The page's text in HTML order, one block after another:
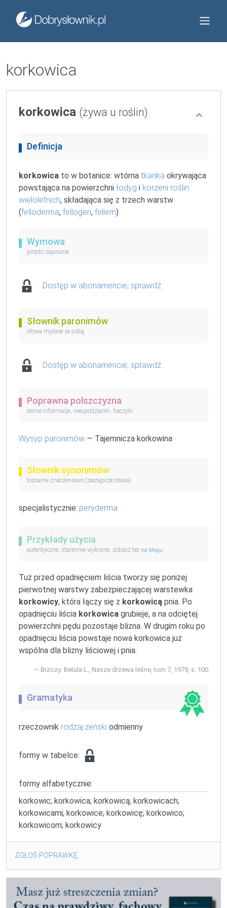
korkowica
korkowica (żywa u roślin)
Definicja
korkowica to w botanice: wtórna tkanka okrywająca
powstająca na powierzchni łodyg i korzeni roślin
wieloletnich, składająca się z trzech warstw
(felloderma, fellogen, fellem)
Wymowa
prosto zapisana
Dostęp w abonamencie, sprawdź
Słownik paronimów
słowa mylone ze sobą
Dostęp w abonamencie, sprawdź
Poprawna polszczyzna
cenne informacje, niespodzianki, haczyki
Wysyp paronimów — Tajemnicza korkowina
Słownik synonimów
tożsame znaczeniowo (zastępcze słowa)
specjalistycznie: peryderma
Przykłady użycia
autentyczne, starannie wybrane, zobacz też na blogu
Tuż przed opadnięciem liścia tworzy się poniżej
pierwotnej warstwy zabezpieczającej warstewka
korkowicy, która łączy się z korkowicą pnia. Po
opadnięciu liścia korkowica grubieje, a na odciętej
powierzchni pędu pozostaje blizna. W drugim roku po
opadnięciu liścia powstaje nowa korkowica już
wspólna dla blizny liściowej i pnia.
Brzozy: Betula L., Nasze drzewa leśne, tom 7, 1979, s. 100
Gramatyka
rzeczownik rodzaj żeński odmienny
formy w tabelce:
formy alfabetycznie:
korkowic; korkowica; korkowicą; korkowicach;
korkowicami; korkowice; korkowicę; korkowico;
korkowicom; korkowicy
ZGŁOŚ POPRAWKĘ